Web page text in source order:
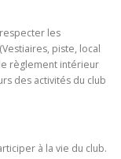
les
piste, local
règlement intérieur
des activités du club
à la vie du club.